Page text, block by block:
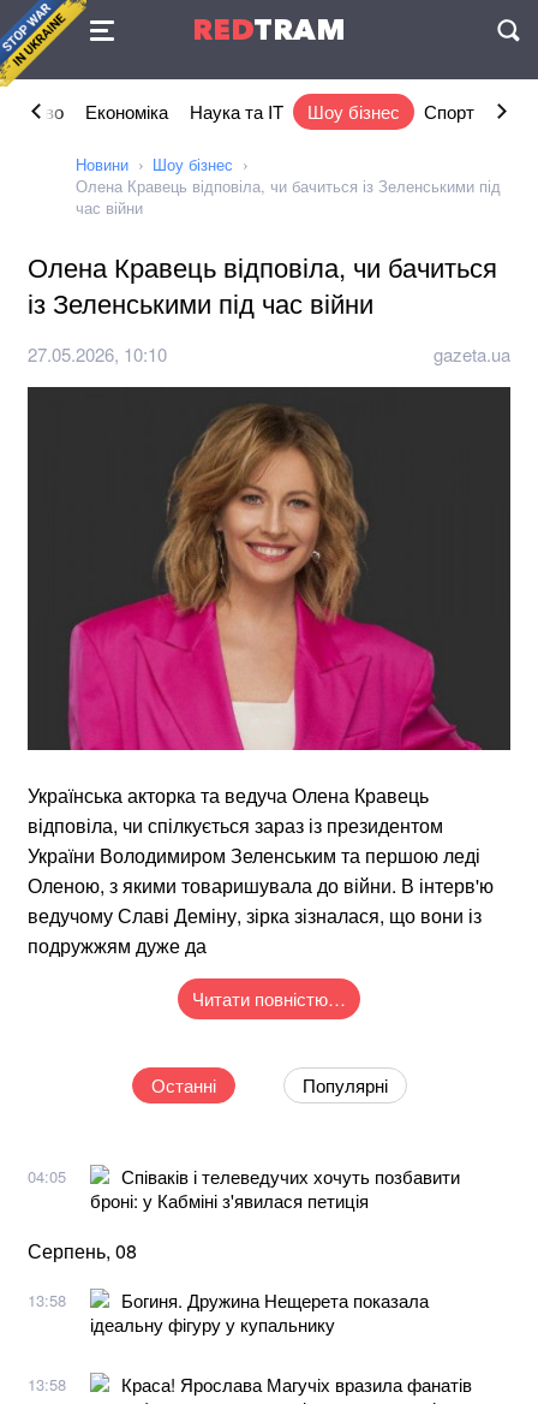
REDTRAM
Угода
Економіка Наука та IT Шоу бізнес Спорт
Новини
Шоу бізнес
Олена Кравець відповіла, чи бачиться із Зеленськими під
час війни
Олена Кравець відповіла, чи бачиться
із Зеленськими під час війни
27.05.2026, 10:10 gazeta.ua
Українська акторка та ведуча Олена Кравець
відповіла, чи спілкується зараз із президентом
України Володимиром Зеленським та першою леді
Оленою, з якими товаришувала до війни. В інтерв'ю
ведучому Славі Деміну, зірка зізналася, що вони із
подружжям дуже да
Читати повністю…
Останні Популярні
04:05
Співаків і телеведучих хочуть позбавити
броні: у Кабміні з'явилася петиція
Серпень, 08
13:58
Богиня. Дружина Нещерета показала
ідеальну фігуру у купальнику
13:58
Краса! Ярослава Магучіх вразила фанатів